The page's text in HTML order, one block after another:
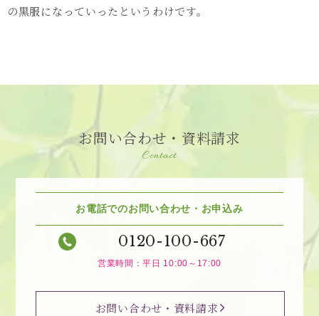
の黒服になっていったというわけです。
お問い合わせ・資料請求
Contact
お電話でのお問い合わせ・お申込み
0120-100-667
営業時間：平日 10:00～17:00
お問い合わせ・資料請求